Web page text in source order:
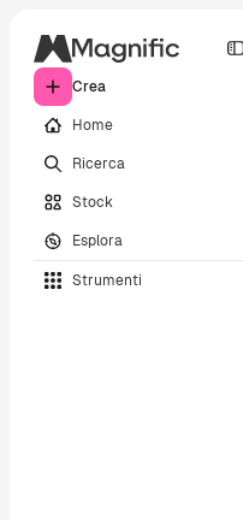
Crea
Home
Ricerca
Stock
Esplora
Strumenti